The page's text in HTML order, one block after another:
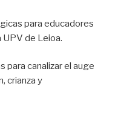
para educadores
de Leioa.
para canalizar el auge
crianza y